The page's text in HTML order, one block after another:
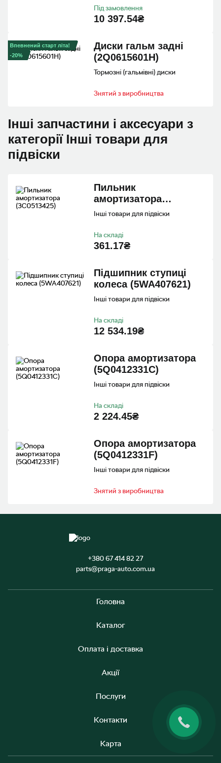
10 397.54₴
Під замовлення
Впевнений старт літа!
-20%
Диски гальм задні
(2Q0615601H)
Тормозні (гальмівні) диски
Знятий з виробництва
Інші запчастини і аксесуари з
категорії Інші товари для
підвіски
Пильник
амортизатора
(3C0513425)
Інші товари для підвіски
361.17₴
На складі
Пiдшипник ступицi
колеса (5WA407621)
Інші товари для підвіски
12 534.19₴
На складі
Опора амортизатора
(5Q0412331C)
Інші товари для підвіски
2 224.45₴
На складі
Опора амортизатора
(5Q0412331F)
Інші товари для підвіски
Знятий з виробництва
+380 67 414 82 27
parts@praga-auto.com.ua
Головна
Каталог
Оплата і доставка
Акції
Послуги
Контакти
Карта